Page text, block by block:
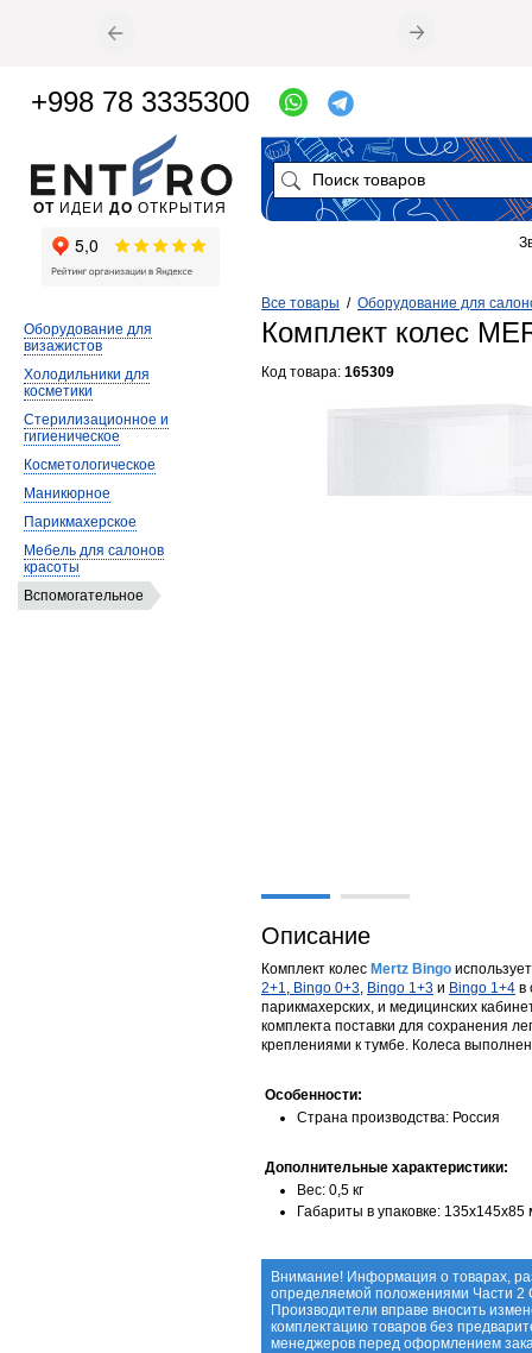
Все товары / Оборудование для
Комплект колес
Код товара: 165309
Описание
Комплект колес Mertz Bingo
2+1, Bingo 0+3, Bingo 1+3 и Bingo 1+4 в
парикмахерских, и медицинских
комплекта поставки для сохранения
креплениями к тумбе. Колеса
Особенности:
Страна производства: Россия
Дополнительные характеристики:
Вес: 0,5 кг
Габариты в упаковке: 135x145x85
Внимание! Информация о товарах,
определяемой положениями Части 2
Производители вправе вносить
комплектацию товаров без
менеджеров перед оформлением
Оборудование для
визажистов
Холодильники для
косметики
Стерилизационное и
гигиеническое
Косметологическое
Маникюрное
Парикмахерское
Мебель для салонов
красоты
Вспомогательное
ОТ ИДЕИ ДО ОТКРЫТИЯ
+998 78 3335300